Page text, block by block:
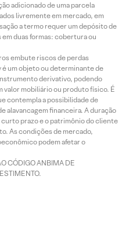
adicionado de uma parcela
livremente em mercado, em
a termo requer um depósito de
em duas formas: cobertura ou
embute riscos de perdas
um objeto ou determinante de
derivativo, podendo
valor mobiliário ou produto físico. É
contempla a possibilidade de
alavancagem financeira. A duração
prazo e o patrimônio do cliente
As condições de mercado,
podem afetar o
CÓDIGO ANBIMA DE